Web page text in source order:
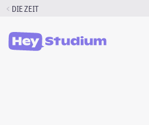
DIE ZEIT